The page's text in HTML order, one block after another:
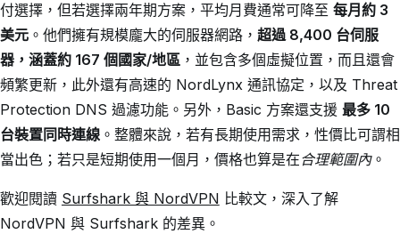
付選擇，但若選擇兩年期方案，平均月費通常可降至 每月約 3
美元。他們擁有規模龐大的伺服器網路， 超過 8,400 台伺服
器，涵蓋約 167 個國家/地區，並包含多個虛擬位置，而且還會
頻繁更新，此外還有高速的 NordLynx 通訊協定，以及 Threat
Protection DNS 過濾功能。另外，Basic 方案還支援 最多 10
台裝置同時連線。整體來說，若有長期使用需求，性價比可謂相
當出色；若只是短期使用一個月，價格也算是在合理範圍內。
歡迎閱讀 Surfshark 與 NordVPN 比較文，深入了解
NordVPN 與 Surfshark 的差異。